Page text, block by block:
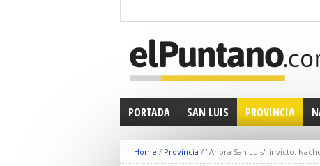
PORTADA SAN LUIS PROVINCIA
Home / Provincia / "Ahora San Luis" invicto: